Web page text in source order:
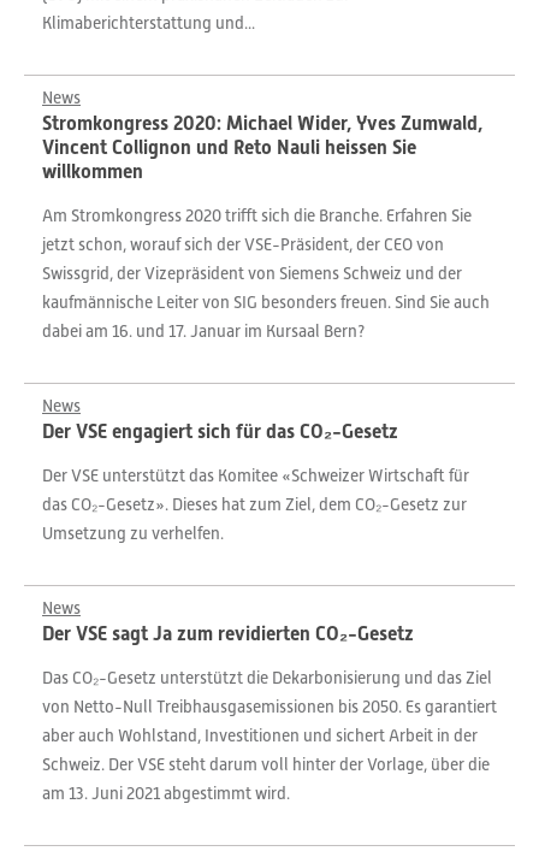
Klimaberichterstattung und...
News
Stromkongress 2020: Michael Wider, Yves Zumwald,
Vincent Collignon und Reto Nauli heissen Sie
willkommen
Am Stromkongress 2020 trifft sich die Branche. Erfahren Sie
jetzt schon, worauf sich der VSE-Präsident, der CEO von
Swissgrid, der Vizepräsident von Siemens Schweiz und der
kaufmännische Leiter von SIG besonders freuen. Sind Sie auch
dabei am 16. und 17. Januar im Kursaal Bern?
News
Der VSE engagiert sich für das CO₂-Gesetz
Der VSE unterstützt das Komitee «Schweizer Wirtschaft für
das CO₂-Gesetz». Dieses hat zum Ziel, dem CO₂-Gesetz zur
Umsetzung zu verhelfen.
News
Der VSE sagt Ja zum revidierten CO₂-Gesetz
Das CO₂-Gesetz unterstützt die Dekarbonisierung und das Ziel
von Netto-Null Treibhausgasemissionen bis 2050. Es garantiert
aber auch Wohlstand, Investitionen und sichert Arbeit in der
Schweiz. Der VSE steht darum voll hinter der Vorlage, über die
am 13. Juni 2021 abgestimmt wird.